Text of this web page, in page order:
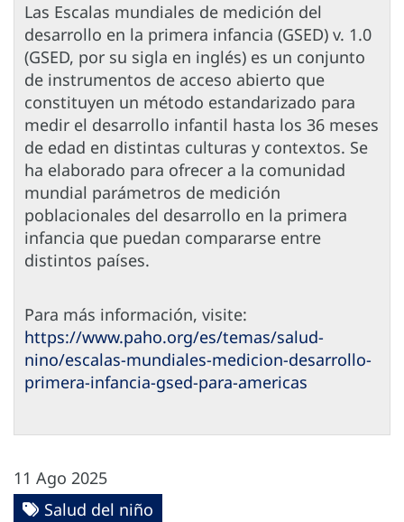
Las Escalas mundiales de medición del
desarrollo en la primera infancia (GSED) v. 1.0
(GSED, por su sigla en inglés) es un conjunto
de instrumentos de acceso abierto que
constituyen un método estandarizado para
medir el desarrollo infantil hasta los 36 meses
de edad en distintas culturas y contextos. Se
ha elaborado para ofrecer a la comunidad
mundial parámetros de medición
poblacionales del desarrollo en la primera
infancia que puedan compararse entre
distintos países.
Para más información, visite:
https://www.paho.org/es/temas/salud-
nino/escalas-mundiales-medicion-desarrollo-
primera-infancia-gsed-para-americas
11 Ago 2025
Salud del niño